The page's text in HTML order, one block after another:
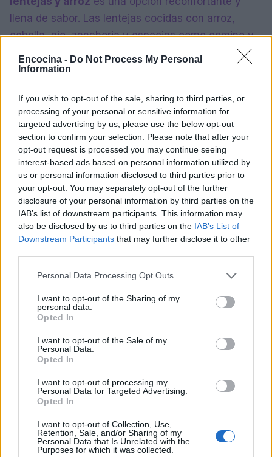
Encocina - Do Not Process My Personal
Information
If you wish to opt-out of the sale, sharing to third parties, or
processing of your personal or sensitive information for
targeted advertising by us, please use the below opt-out
section to confirm your selection. Please note that after your
opt-out request is processed you may continue seeing
interest-based ads based on personal information utilized by
us or personal information disclosed to third parties prior to
your opt-out. You may separately opt-out of the further
disclosure of your personal information by third parties on the
IAB’s list of downstream participants. This information may
also be disclosed by us to third parties on the IAB’s List of
Downstream Participants that may further disclose it to other
Please note that this website/app uses one or more Google
not limited to your visit or usage behaviour. You may click to
grant or deny consent to Google and its third-party tags to
use your data for below specified purposes in below Google
consent section.
Personal Data Processing Opt Outs
I want to opt-out of the Sharing of my
personal data.
Opted In
I want to opt-out of the Sale of my
Personal Data.
Opted In
I want to opt-out of processing my
Personal Data for Targeted Advertising.
Opted In
I want to opt-out of Collection, Use,
Retention, Sale, and/or Sharing of my
Personal Data that Is Unrelated with the
Purposes for which it was collected.
llena de sabor. Las lentejas cocidas con arroz,
cebolla, ajo, zanahoria y especias como comino y
pimentón crean un plato cálido y nutritivo que es
perfecto para cualquier época del año.
Otra idea es unbowl de trigo bulgur y frijoles
negroscon aguacate, maíz y un aderezo de limón
y cilantro. Este plato es fresco, lleno de nutrientes
y perfecto para días calurosos.
Conclusión: la combinación perfecta
para una alimentación equilibrada
La combinación de cereales y legumbres es una de
las formas más efectivas de obtener proteínas
completas y una nutrición equilibrada. Al seguir
técnicas adecuadas de remojo, cocción y sazón,
estos alimentos. Ya sea en bowls, guisos o
ensaladas, las posibilidades son infinitas y
deliciosas.
solo mejora la salud, sino que también enriquece la
experiencia culinaria con una variedad de sabores
y texturas. Así que, la próxima vez que planees una
comida, considera la poderosa sinergia de los
cereales y las legumbres para crear platos que son